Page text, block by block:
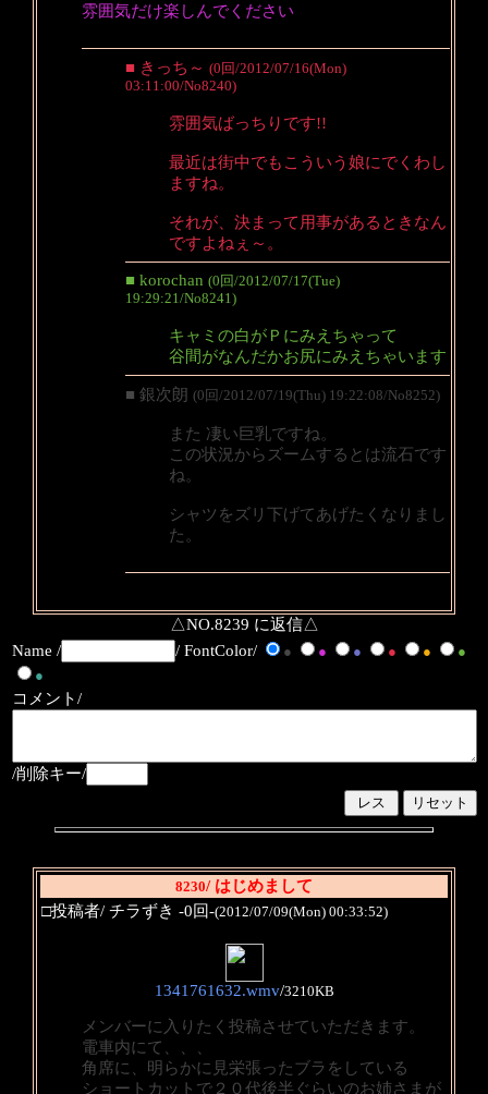
雰囲気だけ楽しんでください
■ きっち～ (0回/2012/07/16(Mon)
03:11:00/No8240)
雰囲気ばっちりです!!
最近は街中でもこういう娘にでくわし
ますね。
それが、決まって用事があるときなん
ですよねぇ～。
■ korochan (0回/2012/07/17(Tue)
19:29:21/No8241)
キャミの白がＰにみえちゃって
谷間がなんだかお尻にみえちゃいます
■ 銀次朗 (0回/2012/07/19(Thu) 19:22:08/No8252)
また 凄い巨乳ですね。
この状況からズームするとは流石です
ね。
シャツをズリ下げてあげたくなりまし
た。
△NO.8239 に返信△
Name /
/ FontColor/ ● ● ● ● ●
●
●
コメント/
/削除キー/
8230/ はじめまして
□投稿者/ チラずき -0回-(2012/07/09(Mon) 00:33:52)
1341761632.wmv/3210KB
メンバーに入りたく投稿させていただきます。
電車内にて、、、
角席に、明らかに見栄張ったブラをしている
ショートカットで２０代後半ぐらいのお姉さまが